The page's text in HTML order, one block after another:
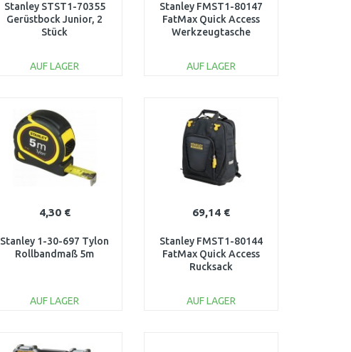
Stanley STST1-70355
Gerüstbock Junior, 2
Stück
AUF LAGER
Vergleichen
Stanley FMST1-80147
FatMax Quick Access
Werkzeugtasche
AUF LAGER
Vergleichen
4,30 €
Stanley 1-30-697 Tylon
Rollbandmaß 5m
AUF LAGER
69,14 €
Stanley FMST1-80144
FatMax Quick Access
Rucksack
AUF LAGER